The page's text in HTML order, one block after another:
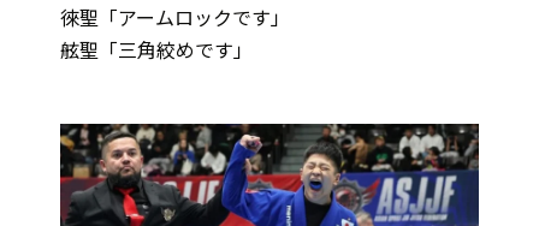
徠聖「アームロックです」
舷聖「三角絞めです」